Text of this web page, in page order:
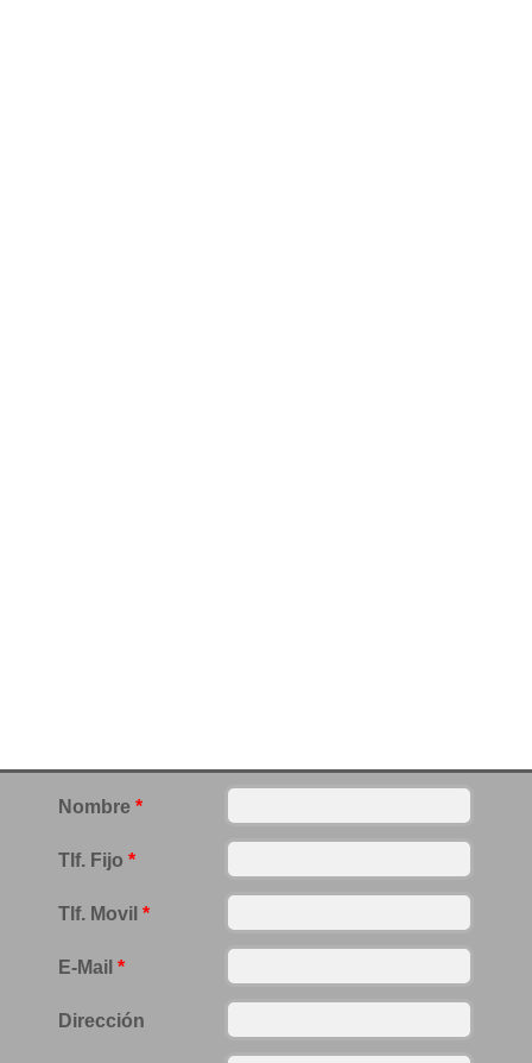
Nombre *
Tlf. Fijo *
Tlf. Movil *
E-Mail *
Dirección